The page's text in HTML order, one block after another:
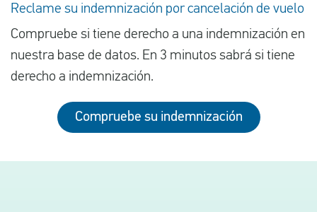
Reclame su indemnización por cancelación de vuelo
Compruebe si tiene derecho a una indemnización en
nuestra base de datos. En 3 minutos sabrá si tiene
derecho a indemnización.
Compruebe su indemnización